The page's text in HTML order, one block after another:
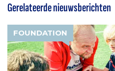
Gerelateerde nieuwsberichten
FOUNDATION